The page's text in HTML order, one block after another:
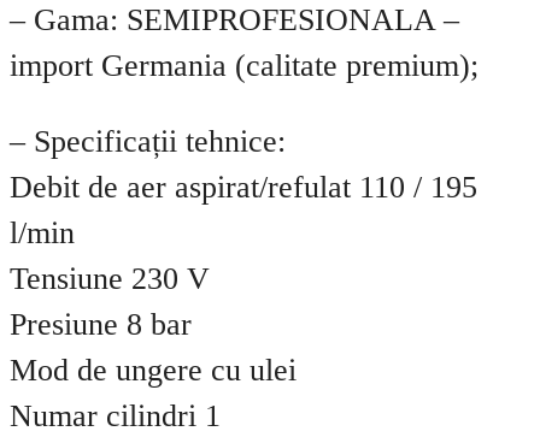
– Gama: SEMIPROFESIONALA –
import Germania (calitate premium);
– Specificații tehnice:
Debit de aer aspirat/refulat 110 / 195
l/min
Tensiune 230 V
Presiune 8 bar
Mod de ungere cu ulei
Numar cilindri 1